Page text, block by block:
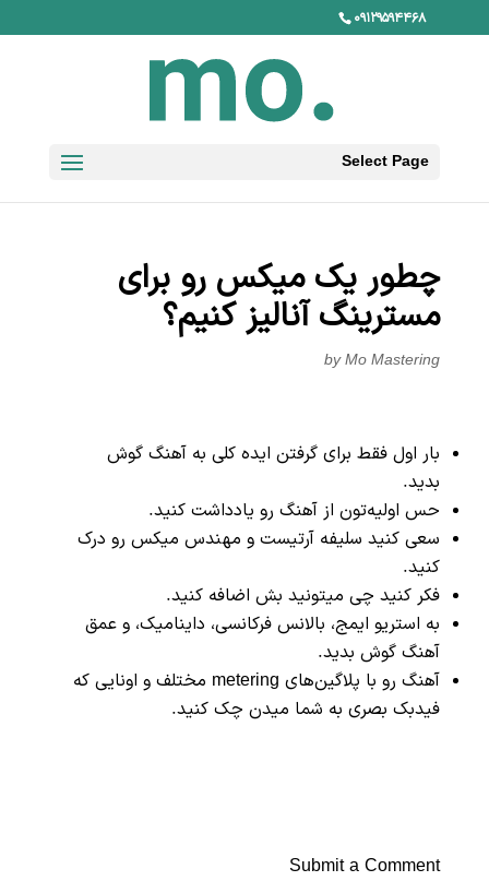
۰۹۱۲۹۵۹۴۴۶۸
Select Page
چطور یک میکس رو برای
مسترینگ آنالیز کنیم؟
byMo Mastering
بار اول فقط برای گرفتن ایده کلی به آهنگ گوش
بدید.
حس اولیه‌تون از آهنگ رو یادداشت کنید.
سعی کنید سلیفه آرتیست و مهندس میکس رو درک
کنید.
فکر کنید چی میتونید بش اضافه کنید.
به استریو ایمج، بالانس فرکانسی، داینامیک، و عمق
آهنگ گوش بدید.
آهنگ رو با پلاگین‌های metering مختلف و اونایی که
فیدبک بصری به شما میدن چک کنید.
Submit a Comment